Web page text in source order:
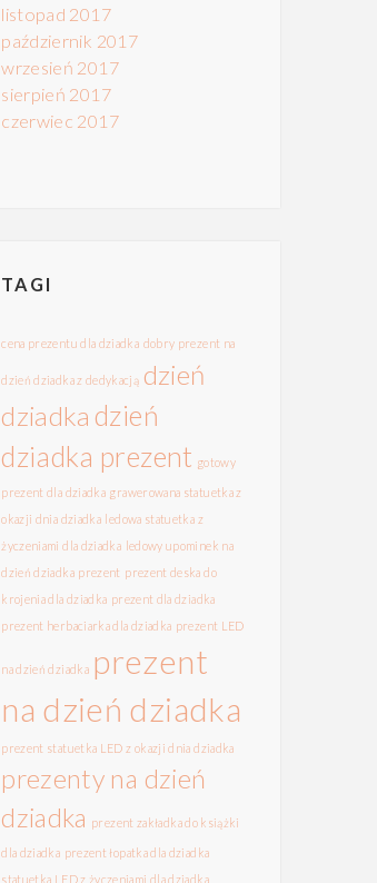
listopad 2017
październik 2017
wrzesień 2017
sierpień 2017
czerwiec 2017
TAGI
cena prezentu dla dziadka dobry prezent na
dzień dziadka z dedykacją dzień
dziadka dzień
dziadka prezent gotowy
prezent dla dziadka grawerowana statuetka z
okazji dnia dziadka ledowa statuetka z
życzeniami dla dziadka ledowy upominek na
dzień dziadka prezent prezent deska do
krojenia dla dziadka prezent dla dziadka
prezent herbaciarka dla dziadka prezent LED
na dzień dziadka prezent
na dzień dziadka
prezent statuetka LED z okazji dnia dziadka
prezenty na dzień
dziadka prezent zakładka do książki
dla dziadka prezent łopatka dla dziadka
statuetka LED z życzeniami dla dziadka